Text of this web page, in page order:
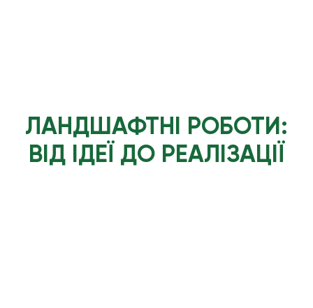
ЛАНДШАФТНІ РОБОТИ:
ВІД ІДЕЇ ДО РЕАЛІЗАЦІЇ